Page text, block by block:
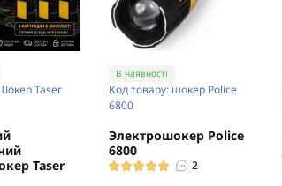
Taser
Taser
В наявності
Код товару: шокер Police
6800
Электрошокер Police
6800
2